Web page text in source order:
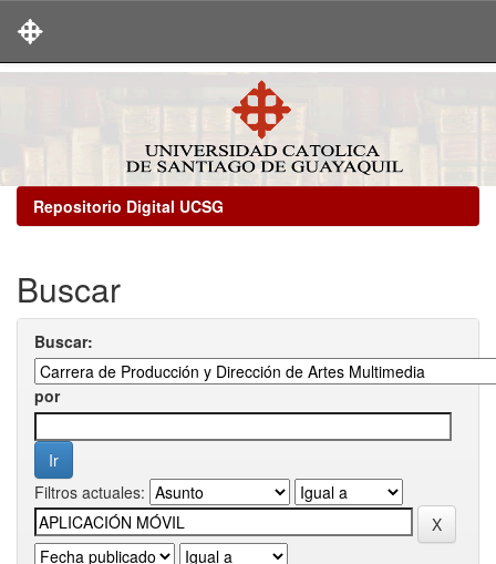
Repositorio Digital UCSG
Buscar
Buscar:
por
Filtros actuales: